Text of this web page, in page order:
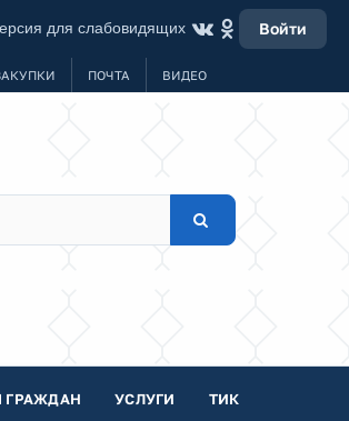
для слабовидящих Войти
ПОЧТА ВИДЕО
ГРАЖДАН УСЛУГИ ТИК